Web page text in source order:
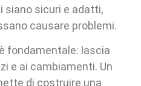
siano sicuri e adatti,
causare problemi.
fondamentale: lascia
e ai cambiamenti. Un
di costruire una